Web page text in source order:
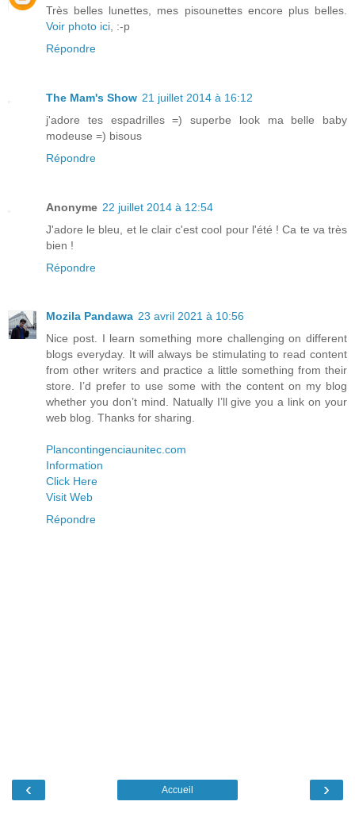
Très belles lunettes, mes pisounettes encore plus belles.
Voir photo ici , :-p
Répondre
The Mam's Show 21 juillet 2014 à 16:12
j'adore tes espadrilles =) superbe look ma belle baby
modeuse =) bisous
Répondre
Anonyme 22 juillet 2014 à 12:54
J'adore le bleu, et le clair c'est cool pour l'été ! Ca te va très
bien !
Répondre
Mozila Pandawa 23 avril 2021 à 10:56
Nice post. I learn something more challenging on different
blogs everyday. It will always be stimulating to read content
from other writers and practice a little something from their
store. I’d prefer to use some with the content on my blog
whether you don’t mind. Natually I’ll give you a link on your
web blog. Thanks for sharing.
Plancontingenciaunitec.com
Information
Click Here
Visit Web
Répondre
‹ ›
Accueil